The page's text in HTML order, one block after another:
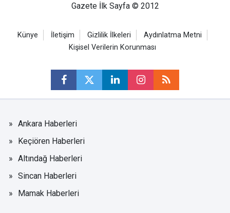
Gazete İlk Sayfa © 2012
Künye İletişim Gizlilik İlkeleri
Aydınlatma Metni
Kişisel Verilerin Korunması
Ankara Haberleri
Keçiören Haberleri
Altındağ Haberleri
Sincan Haberleri
Mamak Haberleri